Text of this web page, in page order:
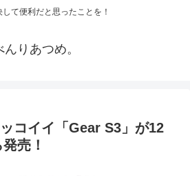
して便利だと思ったことを！
んりあつめ。
コイイ「Gear S3」が12
売！